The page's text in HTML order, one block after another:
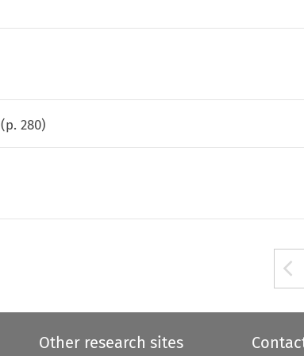
(p.280)
Other research sites